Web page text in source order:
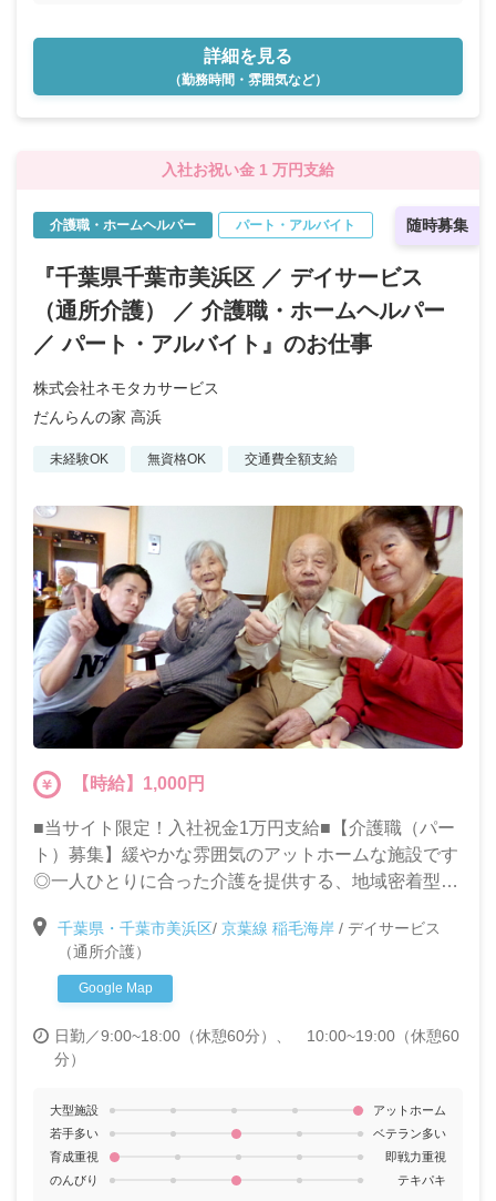
詳細を見る
（勤務時間・雰囲気など）
入社お祝い金 1 万円支給
随時募集
介護職・ホームヘルパー パート・アルバイト
『千葉県千葉市美浜区 ／ デイサービス
（通所介護） ／ 介護職・ホームヘルパー
／ パート・アルバイト』のお仕事
株式会社ネモタカサービス
だんらんの家 高浜
未経験OK 無資格OK 交通費全額支給
【時給】1,000円
■当サイト限定！入社祝金1万円支給■【介護職（パー
ト）募集】緩やかな雰囲気のアットホームな施設です
◎一人ひとりに合った介護を提供する、地域密着型デ
方も大募集!!
千葉県・千葉市美浜区/ 京葉線 稲毛海岸 / デイサービス
（通所介護）
Google Map
日勤／9:00~18:00（休憩60分）、 10:00~19:00（休憩60
分）
大型施設
アットホーム
若手多い
ベテラン多い
育成重視
即戦力重視
のんびり
テキパキ